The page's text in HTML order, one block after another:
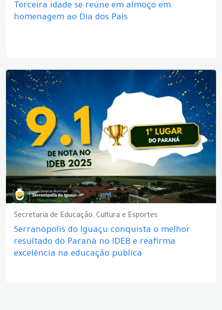
Terceira idade se reúne em almoço em
homenagem ao Dia dos Pais
Secretaria de Educação, Cultura e Esportes
Serranópolis do Iguaçu conquista o melhor
resultado do Paraná no IDEB e reafirma
excelência na educação pública